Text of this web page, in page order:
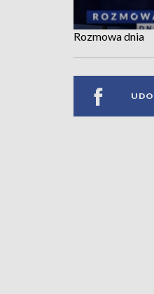
Rozmowa dnia